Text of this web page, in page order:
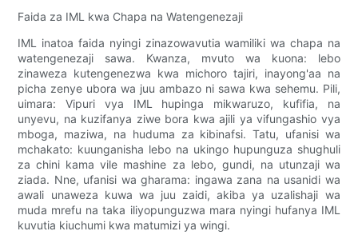
Faida za IML kwa Chapa na Watengenezaji
IML inatoa faida nyingi zinazowavutia wamiliki wa chapa na
watengenezaji sawa. Kwanza, mvuto wa kuona: lebo
zinaweza kutengenezwa kwa michoro tajiri, inayong'aa na
picha zenye ubora wa juu ambazo ni sawa kwa sehemu. Pili,
uimara: Vipuri vya IML hupinga mikwaruzo, kufifia, na
unyevu, na kuzifanya ziwe bora kwa ajili ya vifungashio vya
mboga, maziwa, na huduma za kibinafsi. Tatu, ufanisi wa
mchakato: kuunganisha lebo na ukingo hupunguza shughuli
za chini kama vile mashine za lebo, gundi, na utunzaji wa
ziada. Nne, ufanisi wa gharama: ingawa zana na usanidi wa
awali unaweza kuwa wa juu zaidi, akiba ya uzalishaji wa
muda mrefu na taka iliyopunguzwa mara nyingi hufanya IML
kuvutia kiuchumi kwa matumizi ya wingi.